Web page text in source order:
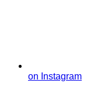
on Instagram